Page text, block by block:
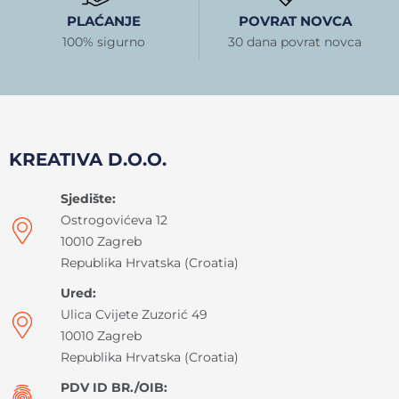
PLAĆANJE
100% sigurno
POVRAT NOVCA
30 dana povrat novca
KREATIVA D.O.O.
Sjedište:
Ostrogovićeva 12
10010 Zagreb
Republika Hrvatska (Croatia)
Ured:
Ulica Cvijete Zuzorić 49
10010 Zagreb
Republika Hrvatska (Croatia)
PDV ID BR./OIB: